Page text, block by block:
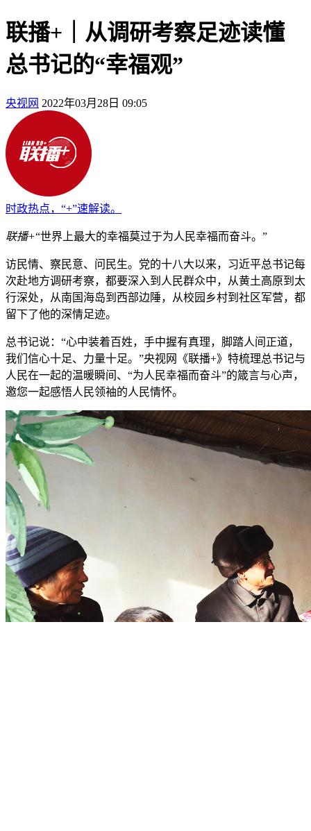
联播+｜从调研考察足迹读懂
总书记的“幸福观”
央视网 2022年03月28日 09:05
时政热点，“+”速解读。
联播+“世界上最大的幸福莫过于为人民幸福而奋斗。”
访民情、察民意、问民生。党的十八大以来，习近平总书记每
次赴地方调研考察，都要深入到人民群众中，从黄土高原到太
行深处，从南国海岛到西部边陲，从校园乡村到社区军营，都
留下了他的深情足迹。
总书记说：“心中装着百姓，手中握有真理，脚踏人间正道，
我们信心十足、力量十足。”央视网《联播+》特梳理总书记与
人民在一起的温暖瞬间、“为人民幸福而奋斗”的箴言与心声，
邀您一起感悟人民领袖的人民情怀。